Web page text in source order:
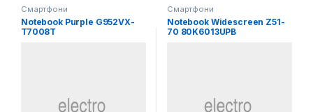
Смартфони
Notebook Purple G952VX-
T7008T
Смартфони
Notebook Widescreen Z51-
70 80K6013UPB